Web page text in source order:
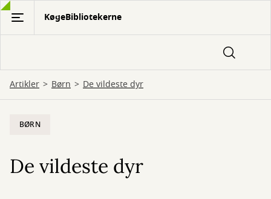
Gå
hovedindhold
KøgeBibliotekerne
Artikler Børn De vildeste dyr
BØRN
De vildeste dyr